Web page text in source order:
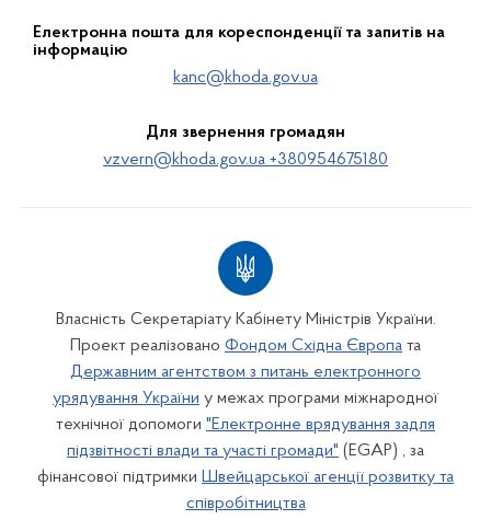
Електронна пошта для кореспонденції та запитів на
інформацію
kanc@khoda.gov.ua
Для звернення громадян
vzvern@khoda.gov.ua +380954675180
Власність Секретаріату Кабінету Міністрів України.
Проект реалізовано Фондом Східна Європа та
Державним агентством з питань електронного
урядування України у межах програми міжнародної
технічної допомоги "Електронне врядування задля
підзвітності влади та участі громади" (EGAP) , за
фінансової підтримки Швейцарської агенції розвитку та
співробітництва